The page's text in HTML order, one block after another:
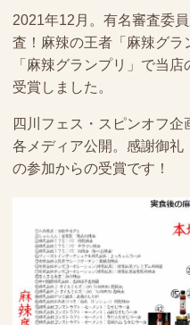
2021年12月。有名審査委
査！麻辣の王者「麻辣グラ
「麻辣グランプリ」で当
受賞しました。
四川フェス・スピンオフ企
各メディア公開。感謝御礼
の参加からの受賞です！